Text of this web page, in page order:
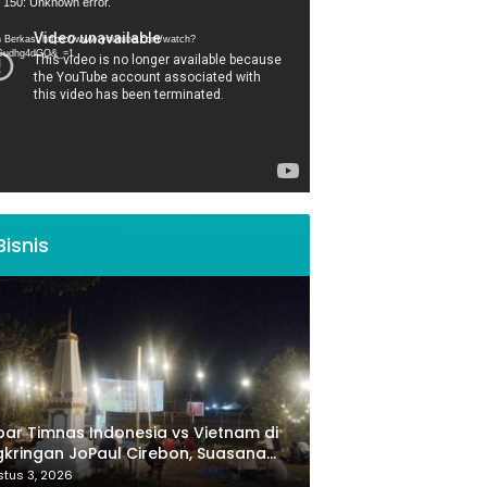
Berkas: https://www.youtube.com/watch?
Timnas Indonesia vs Vietnam di
JoPaul Cirebon, Suasana
Penuh Nasionalisme
3, 2026